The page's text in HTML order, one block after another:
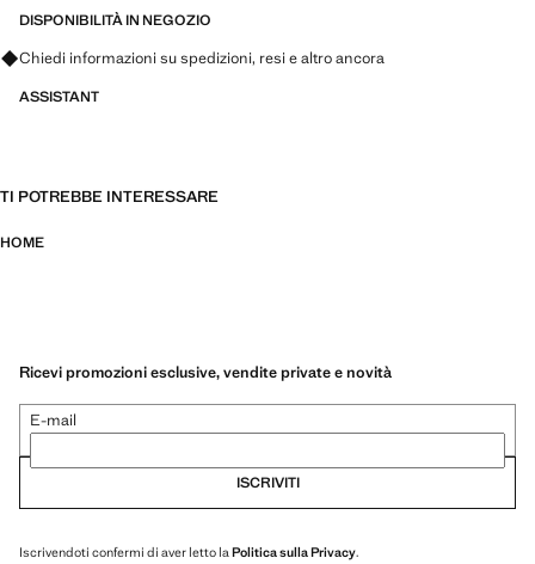
DISPONIBILITÀ IN NEGOZIO
Chiedi informazioni su spedizioni, resi e altro ancora
ASSISTANT
TI POTREBBE INTERESSARE
HOME
Ricevi promozioni esclusive, vendite private e novità
E-mail
ISCRIVITI
Iscrivendoti confermi di aver letto la Politica sulla Privacy.